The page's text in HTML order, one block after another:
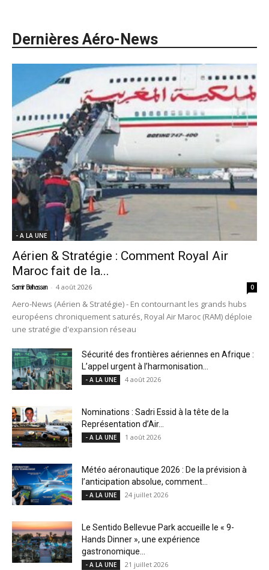
Dernières Aéro-News
- A LA UNE
Aérien & Stratégie : Comment Royal Air
Maroc fait de la...
Samir Belhassen - 4 août 2026 0
Aero-News (Aérien & Stratégie) - En contournant les grands hubs
européens chroniquement saturés, Royal Air Maroc (RAM) déploie
une stratégie d'expansion réseau
Sécurité des frontières aériennes en Afrique :
L’appel urgent à l’harmonisation...
- A LA UNE 4 août 2026
Nominations : Sadri Essid à la tête de la
Représentation d’Air...
- A LA UNE 1 août 2026
Météo aéronautique 2026 : De la prévision à
l’anticipation absolue, comment...
- A LA UNE 24 juillet 2026
Le Sentido Bellevue Park accueille le « 9-
Hands Dinner », une expérience
gastronomique...
- A LA UNE 21 juillet 2026